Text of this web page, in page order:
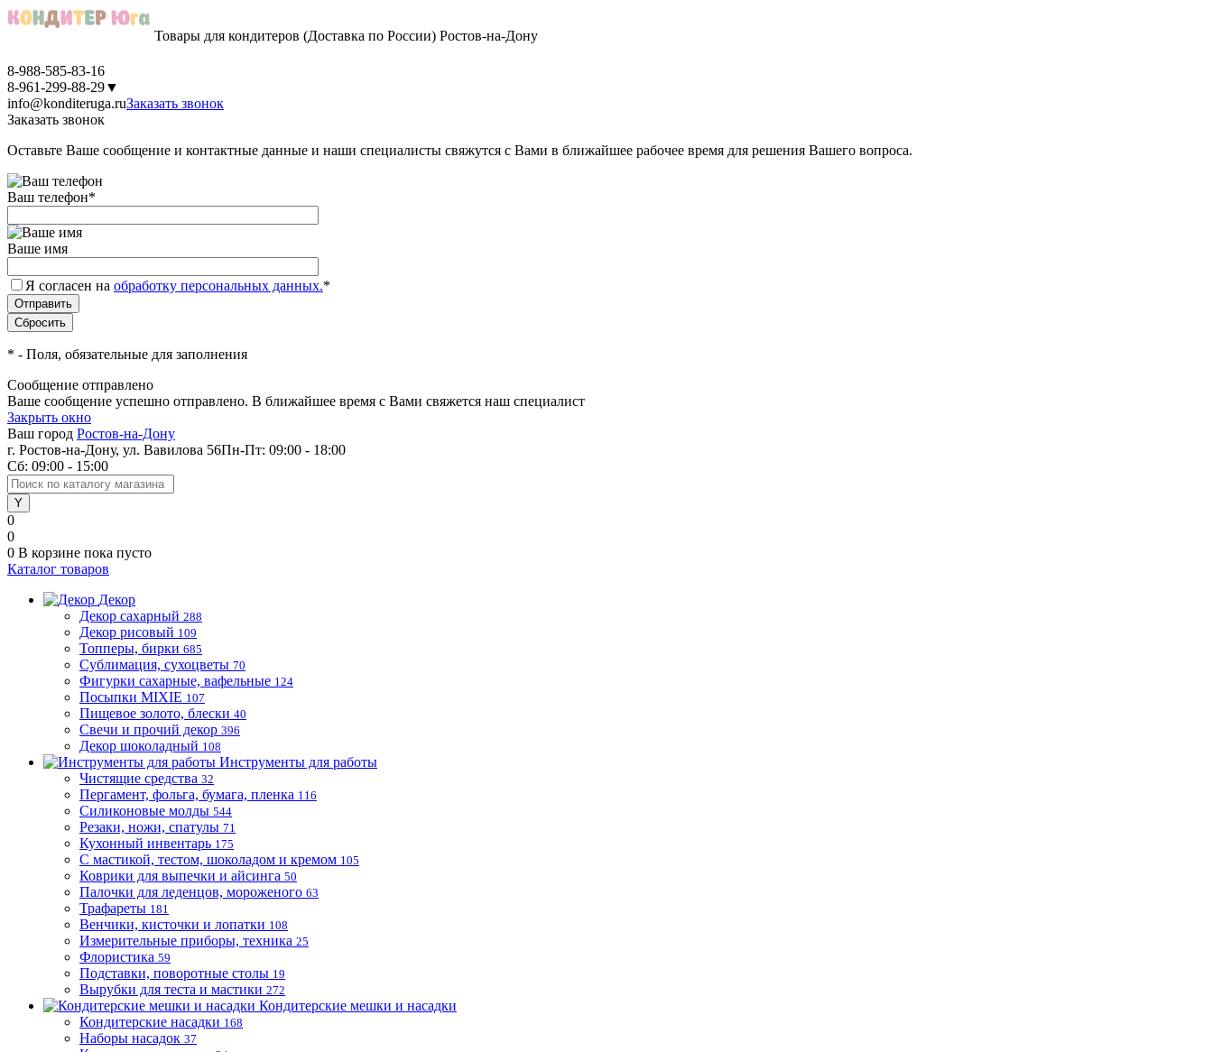
Товары для кондитеров (Доставка по России) Ростов-на-Дону
8-988-585-83-16
8-961-299-88-29▼
info@konditeruga.ruЗаказать звонок
Заказать звонок
Оставьте Ваше сообщение и контактные данные и наши специалисты свяжутся с Вами в ближайшее рабочее время для решения Вашего вопроса.
Ваш телефон*
Ваше имя
Я согласен на обработку персональных данных.*
* - Поля, обязательные для заполнения
Сообщение отправлено
Ваше сообщение успешно отправлено. В ближайшее время с Вами свяжется наш специалист
Закрыть окно
Ваш город Ростов-на-Дону
г. Ростов-на-Дону, ул. Вавилова 56Пн-Пт: 09:00 - 18:00
Сб: 09:00 - 15:00
0
0
0 В корзине пока пусто
Каталог товаров
Декор
Декор сахарный 288
Декор рисовый 109
Топперы, бирки 685
Сублимация, сухоцветы 70
Фигурки сахарные, вафельные 124
Посыпки MIXIE 107
Пищевое золото, блески 40
Свечи и прочий декор 396
Декор шоколадный 108
Инструменты для работы
Чистящие средства 32
Пергамент, фольга, бумага, пленка 116
Силиконовые молды 544
Резаки, ножи, спатулы 71
Кухонный инвентарь 175
С мастикой, тестом, шоколадом и кремом 105
Коврики для выпечки и айсинга 50
Палочки для леденцов, мороженого 63
Трафареты 181
Венчики, кисточки и лопатки 108
Измерительные приборы, техника 25
Флористика 59
Подставки, поворотные столы 19
Вырубки для теста и мастики 272
Кондитерские мешки и насадки
Кондитерские насадки 168
Наборы насадок 37